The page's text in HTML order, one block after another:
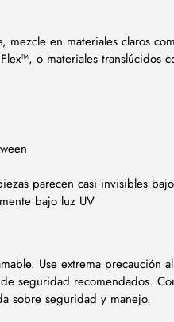
mezcle en materiales claros
o materiales translúcidos
parecen casi invisibles
bajo luz UV
Use extrema precaución
seguridad recomendados.
sobre seguridad y manejo.